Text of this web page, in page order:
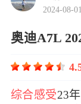
2024-08-01
综合感受23